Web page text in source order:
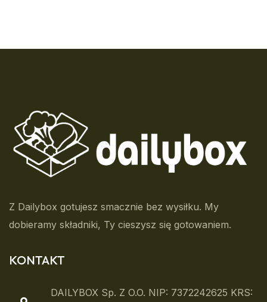
Z Dailybox gotujesz smacznie bez wysiłku. My
dobieramy składniki, Ty cieszysz się gotowaniem.
KONTAKT
DAILYBOX Sp. Z O.o. NIP: 7372242625 KRS: